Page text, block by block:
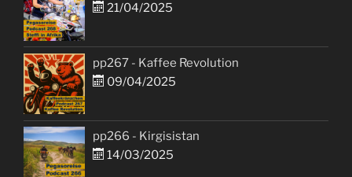
21/04/2025
pp267 - Kaffee Revolution
09/04/2025
pp266 - Kirgisistan
14/03/2025